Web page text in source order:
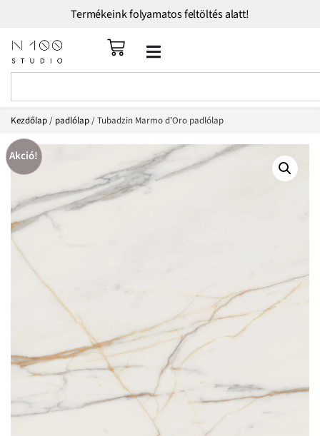
Termékeink folyamatos feltöltés alatt!
Kezdőlap/ padlólap/ Tubadzin Marmo d’Oro padlólap
Akció!